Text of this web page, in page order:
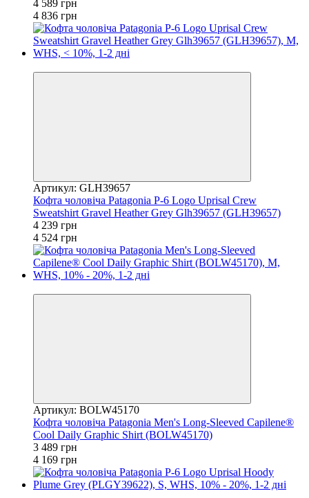
4 589 грн
4 836 грн
Артикул: GLH39657
Кофта чоловіча Patagonia P-6 Logo Uprisal Crew
Sweatshirt Gravel Heather Grey Glh39657 (GLH39657)
4 239 грн
4 524 грн
Артикул: BOLW45170
Кофта чоловіча Patagonia Men's Long-Sleeved Capilene®
Cool Daily Graphic Shirt (BOLW45170)
3 489 грн
4 169 грн